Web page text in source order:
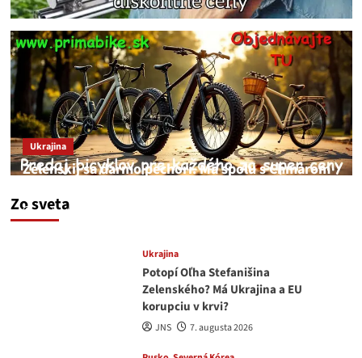
Zo sveta
Ukrajina
Zelenskij sa darmo pechorí. Má spolu s Chmarom
medvedar
Ukrajina
Potopí Oľha Stefanišina
Zelenského? Má Ukrajina a EU
korupciu v krvi?
JNS 7. augusta 2026